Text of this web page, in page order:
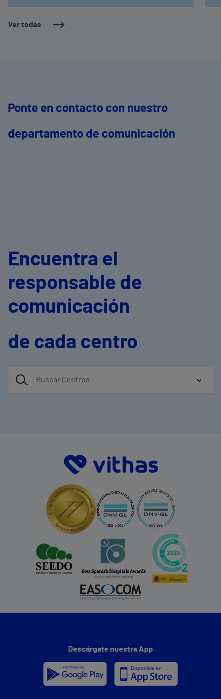
Ver todas
Ponte en contacto con nuestro
departamento de comunicación
Encuentra el
responsable de
comunicación
de cada centro
Descárgate nuestra App